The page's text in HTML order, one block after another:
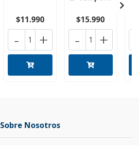
$11.990
+
-
$15.990
+
-
Sobre Nosotros